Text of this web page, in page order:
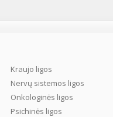
Kraujo ligos
Nervų sistemos ligos
Onkologinės ligos
Psichinės ligos